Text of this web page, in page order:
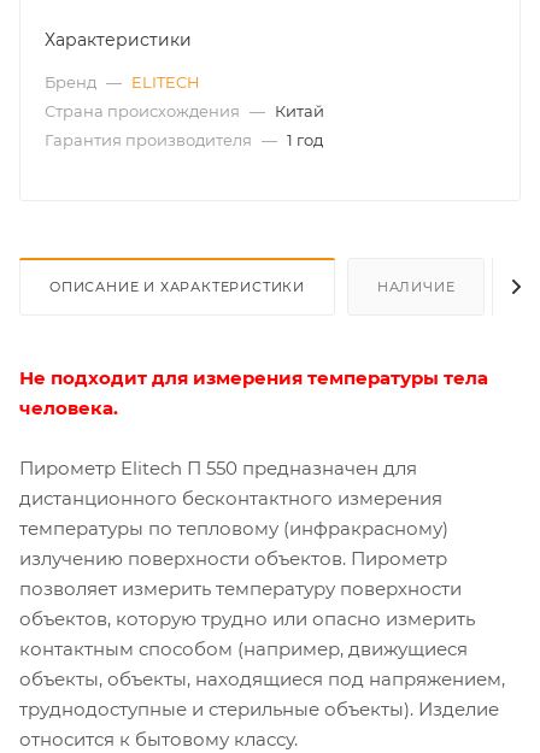
Характеристики
Бренд — ELITECH
Страна происхождения — Китай
Гарантия производителя — 1 год
ОПИСАНИЕ И ХАРАКТЕРИСТИКИ НАЛИЧИЕ
Не подходит для измерения температуры тела
человека.
Пирометр Elitech П 550 предназначен для
дистанционного бесконтактного измерения
температуры по тепловому (инфракрасному)
излучению поверхности объектов. Пирометр
позволяет измерить температуру поверхности
объектов, которую трудно или опасно измерить
контактным способом (например, движущиеся
объекты, объекты, находящиеся под напряжением,
труднодоступные и стерильные объекты). Изделие
относится к бытовому классу.